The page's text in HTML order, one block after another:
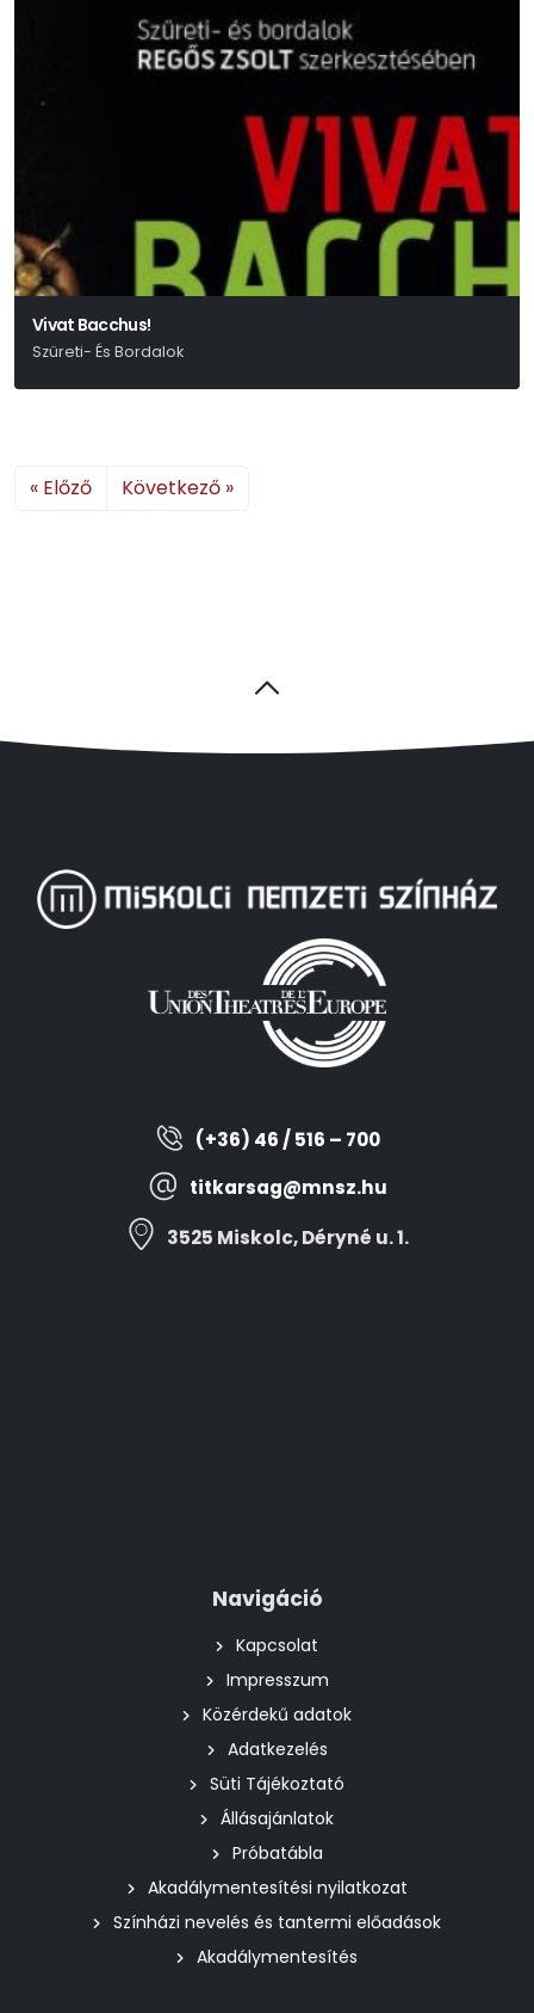
Vivat Bacchus!
Szüreti- És Bordalok
« Előző Következő »
(+36) 46 / 516 – 700
titkarsag@mnsz.hu
3525 Miskolc, Déryné u. 1.
Navigáció
Kapcsolat
Impresszum
Közérdekű adatok
Adatkezelés
Süti Tájékoztató
Állásajánlatok
Próbatábla
Akadálymentesítési nyilatkozat
Színházi nevelés és tantermi előadások
Akadálymentesítés